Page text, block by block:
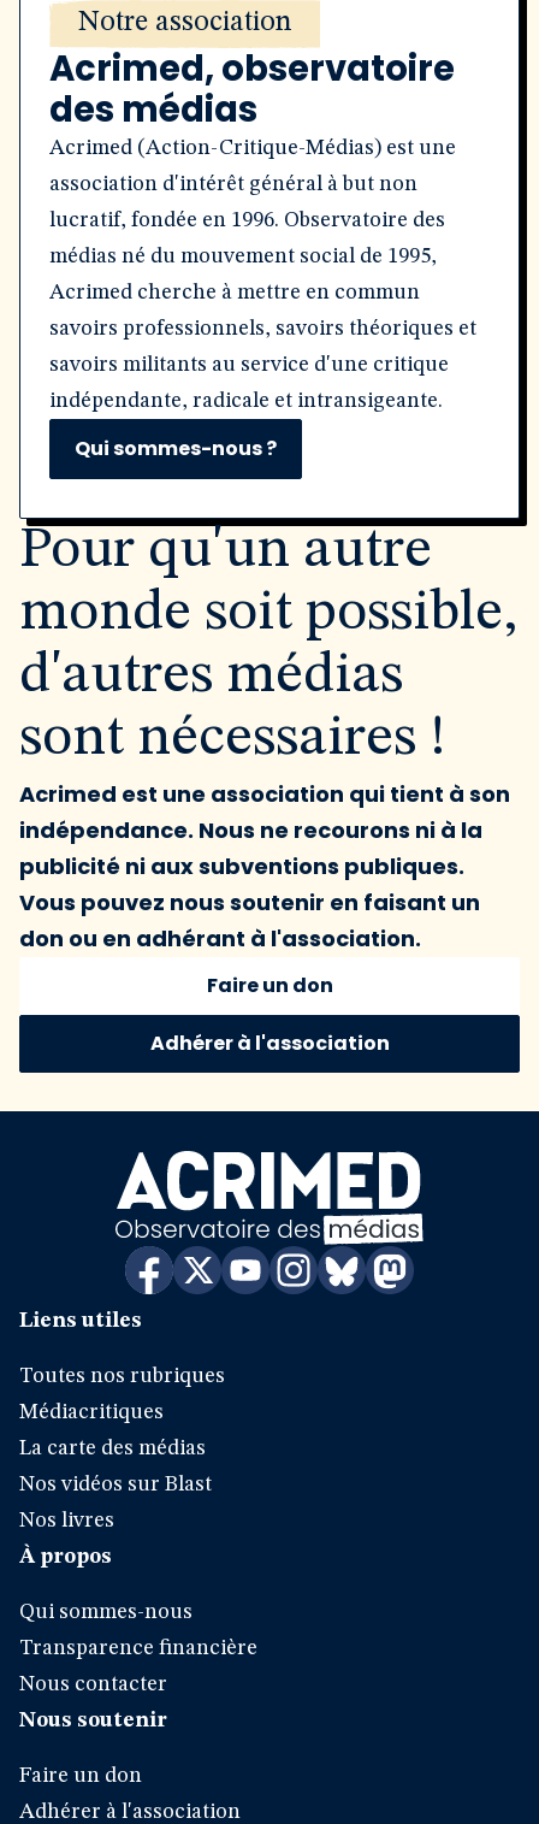
Notre association
Acrimed, observatoire
des médias
Acrimed (Action-Critique-Médias) est une
association d'intérêt général à but non
lucratif, fondée en 1996. Observatoire des
médias né du mouvement social de 1995,
Acrimed cherche à mettre en commun
savoirs professionnels, savoirs théoriques et
savoirs militants au service d'une critique
indépendante, radicale et intransigeante.
Qui sommes-nous ?
Pour qu'un autre
monde soit possible,
d'autres médias
sont nécessaires !
Acrimed est une association qui tient à son
indépendance. Nous ne recourons ni à la
publicité ni aux subventions publiques.
Vous pouvez nous soutenir en faisant un
don ou en adhérant à l'association.
Faire un don
Adhérer à l'association
Liens utiles
Toutes nos rubriques
Médiacritiques
La carte des médias
Nos vidéos sur Blast
Nos livres
À propos
Qui sommes-nous
Transparence financière
Nous contacter
Nous soutenir
Faire un don
Adhérer à l'association